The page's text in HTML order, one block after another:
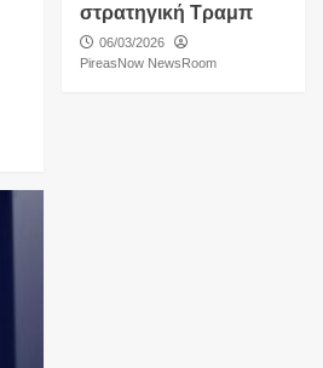
στρατηγική Τραμπ
06/03/2026
PireasNow NewsRoom